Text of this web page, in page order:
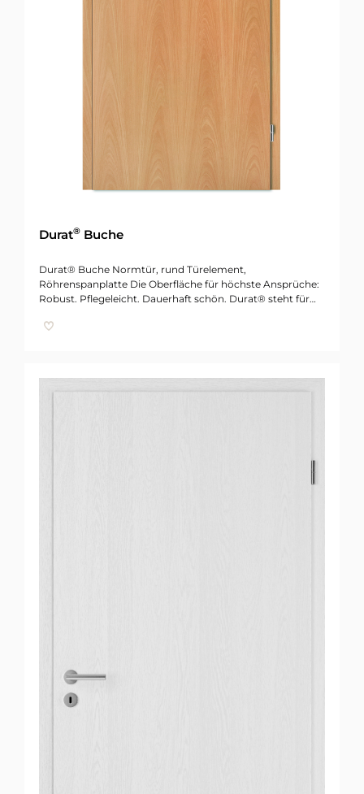
Durat® Buche
Durat® Buche Normtür, rund Türelement,
Röhrenspanplatte Die Oberfläche für höchste Ansprüche:
Robust. Pflegeleicht. Dauerhaft schön. Durat® steht für…